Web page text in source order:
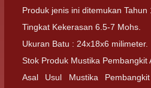
Produk jenis ini ditemukan Tahun
Tingkat Kekerasan 6.5-7 Mohs.
Ukuran Batu : 24x18x6 milimeter.
Stok Produk Mustika Pembangkit
Asal Usul Mustika